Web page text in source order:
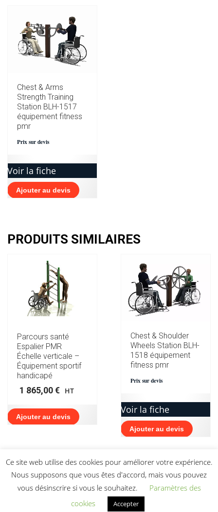
Chest & Arms
Strength Training
Station BLH-1517
équipement fitness
pmr
Prix sur devis
Voir la fiche
Ajouter au devis
PRODUITS SIMILAIRES
Parcours santé
Espalier PMR
Échelle verticale –
Équipement sportif
handicapé
1 865,00€ HT
Ajouter au devis
Chest & Shoulder
Wheels Station BLH-
1518 équipement
fitness pmr
Prix sur devis
Voir la fiche
Ajouter au devis
Ce site web utilise des cookies pour améliorer votre expérience.
Nous supposons que vous êtes d'accord, mais vous pouvez
vous désinscrire si vous le souhaitez.
Paramètres des
cookies
Accepter